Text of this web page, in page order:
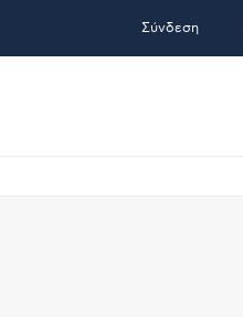
Σύνδεση